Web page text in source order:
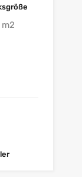
m2